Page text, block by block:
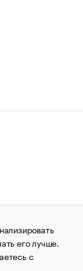
прав
Сообщения
в сфере
его лучше.
с